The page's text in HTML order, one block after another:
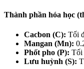
Thành phần hóa học
Cacbon (C): Tối
Mangan (Mn):
Phốt pho (P): Tối
Lưu huỳnh (S):